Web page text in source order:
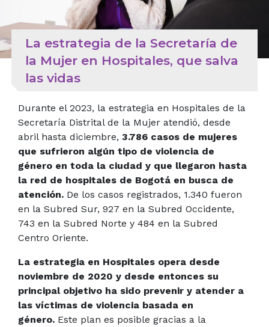
La estrategia de la Secretaría de
la Mujer en Hospitales, que salva
las vidas
Durante el 2023, la estrategia en Hospitales de la
Secretaría Distrital de la Mujer atendió, desde
abril hasta diciembre, 3.786 casos de mujeres
que sufrieron algún tipo de violencia de
género en toda la ciudad y que llegaron hasta
la red de hospitales de Bogotá en busca de
atención. De los casos registrados, 1.340 fueron
en la Subred Sur, 927 en la Subred Occidente,
743 en la Subred Norte y 484 en la Subred
Centro Oriente.
La estrategia en Hospitales opera desde
noviembre de 2020 y desde entonces su
principal objetivo ha sido prevenir y atender a
las víctimas de violencia basada en
género. Este plan es posible gracias a la